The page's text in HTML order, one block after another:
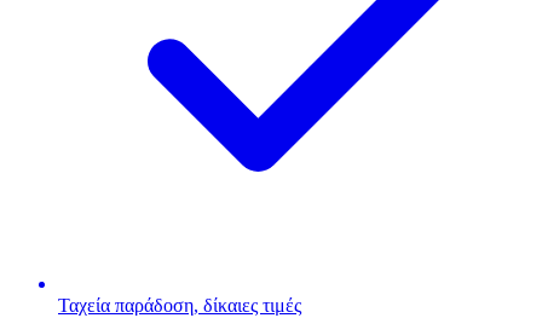
Ταχεία παράδοση, δίκαιες τιμές